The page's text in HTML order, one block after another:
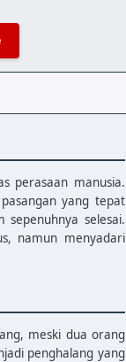
perasaan manusia.
yang tepat
selesai.
namun menyadari
meski dua orang
penghalang yang